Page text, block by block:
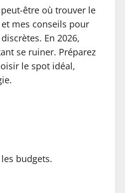
être où trouver le
mes conseils pour
En 2026,
se ruiner. Préparez
le spot idéal,
budgets.